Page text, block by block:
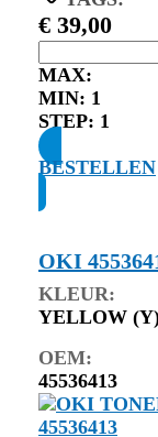
€ 39,00
MAX:
MIN: 1
STEP: 1
BESTELLEN
OKI
KLEUR:
YELLOW
OEM:
45536413